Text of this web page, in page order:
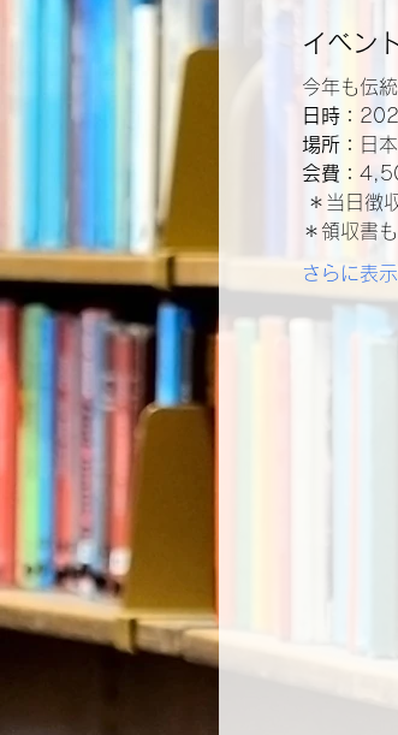
イベン
今年も伝
日時：
場所：
日
会費：
＊当日徴
＊領収書
さらに表示